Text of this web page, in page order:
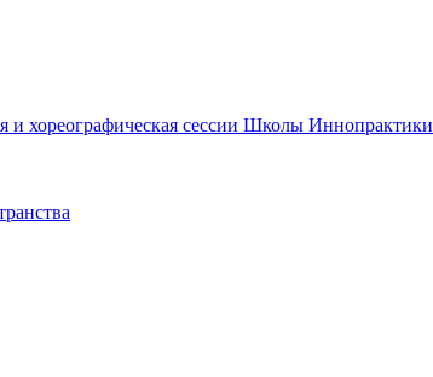
и хореографическая сессии Школы Иннопрактики